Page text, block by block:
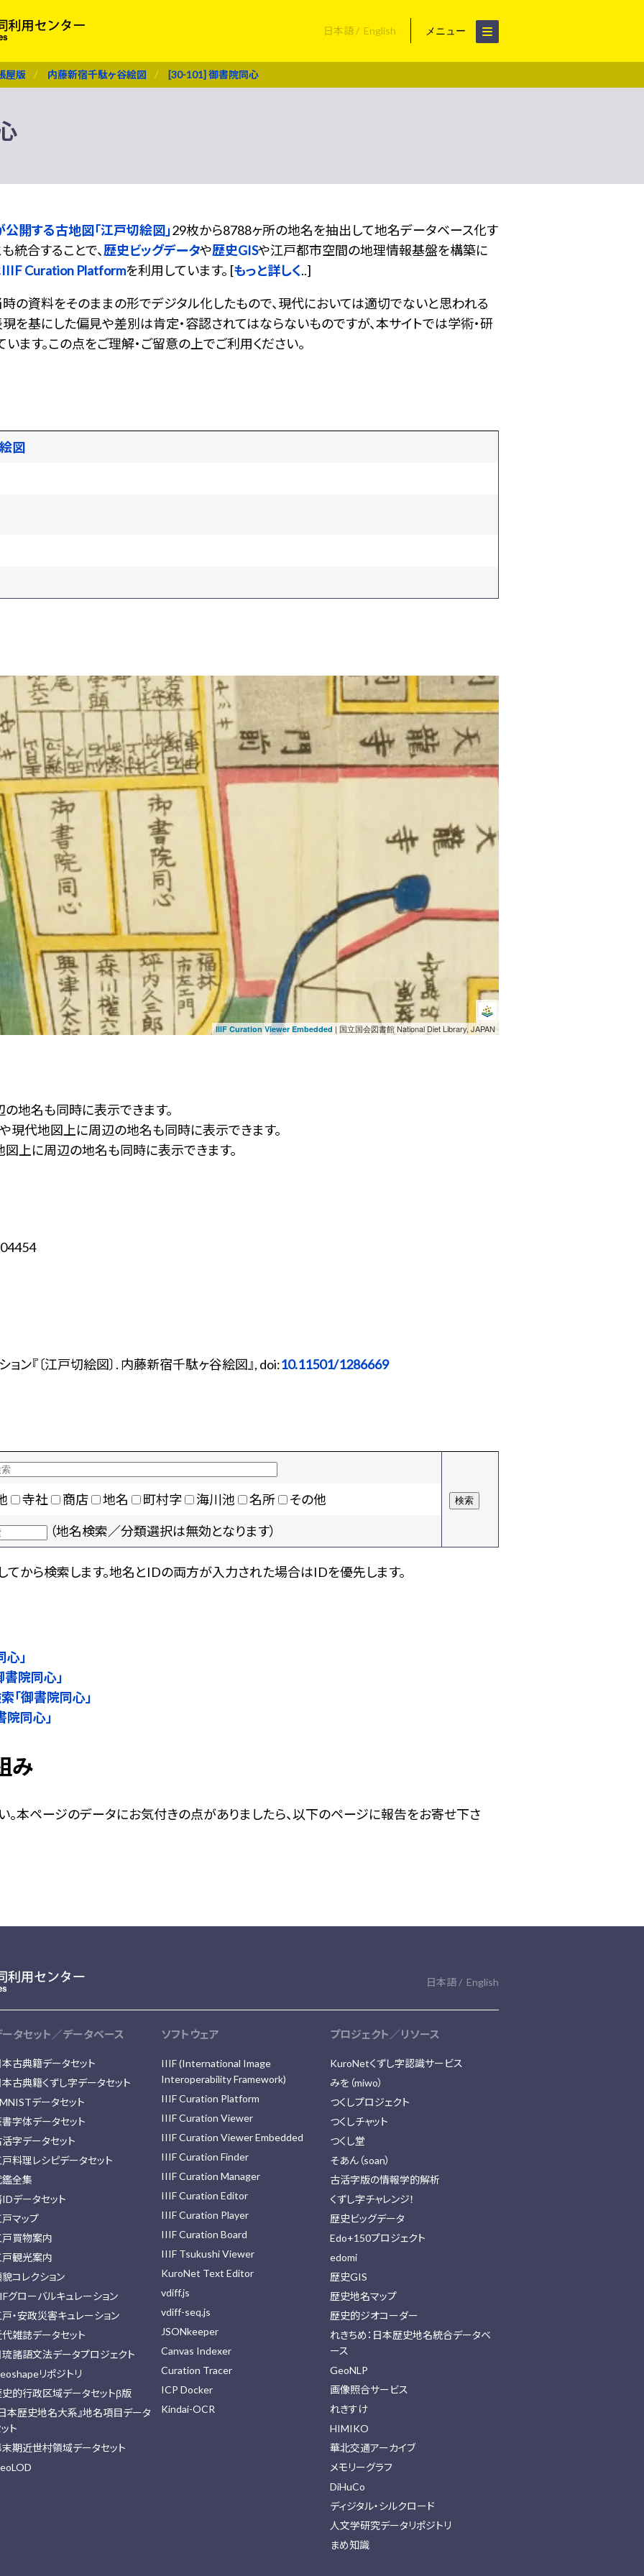
日本語 English メニュー
屋版 内藤新宿千駄ヶ谷絵図 [30-101] 御書院同心
開する古地図「江戸切絵図」29枚から8788ヶ所の地名を抽出して地名データベース化す
統合することで、歴史ビッグデータや歴史GISや江戸都市空間の地理情報基盤を構築に
IIIF Curation Platformを利用しています。 [もっと詳しく..]
の資料をそのままの形でデジタル化したもので、現代においては適切でないと思われる
を基にした偏見や差別は肯定・容認されてはならないものですが、本サイトでは学術・研
ます。この点をご理解・ご留意の上でご利用ください。
図
IIIF Curation Viewer Embedded | 国立国会図書館 National Diet Library, JAPAN
地名も同時に表示できます。
や現代地図上に周辺の地名も同時に表示できます。
図上に周辺の地名も同時に表示できます。
ン『〔江戸切絵図〕. 内藤新宿千駄ヶ谷絵図』, doi:10.11501/1286669
寺社 商店 地名 町村字 海川池 名所
その他
（地名検索／分類選択は無効となります）
から検索します。地名とIDの両方が入力された場合はIDを優先します。
」
院同心」
「御書院同心」
院同心」
み
本ページのデータにお気付きの点がありましたら、以下のページに報告をお寄せ下さ
日本語 English
ータセット／データベース
古典籍データセット
古典籍くずし字データセット
データセット
字体データセット
字データセット
料理レシピデータセット
鑑全集
データセット
マップ
戸買物案内
戸観光案内
コレクション
グローバルキュレーション
・安政災害キュレーション
雑誌データセット
諸語文法データプロジェクト
リポジトリ
的行政区域データセットβ版
本歴史地名大系』地名項目データ
ト
期近世村領域データセット
ソフトウェア
IIIF (International Image
Interoperability Framework)
IIIF Curation Platform
IIIF Curation Viewer
IIIF Curation Viewer Embedded
IIIF Curation Finder
IIIF Curation Manager
IIIF Curation Editor
IIIF Curation Player
IIIF Curation Board
IIIF Tsukushi Viewer
KuroNet Text Editor
vdiff.js
vdiff-seq.js
JSONkeeper
Canvas Indexer
Curation Tracer
ICP Docker
Kindai-OCR
プロジェクト／リソース
KuroNetくずし字認識サービス
みを（miwo）
つくしプロジェクト
つくしチャット
つくし堂
そあん（soan）
古活字版の情報学的解析
くずし字チャレンジ！
歴史ビッグデータ
Edo+150プロジェクト
edomi
歴史GIS
歴史地名マップ
歴史的ジオコーダー
れきちめ：日本歴史地名統合データベ
ース
GeoNLP
画像照合サービス
れきすけ
HIMIKO
華北交通アーカイブ
メモリーグラフ
DiHuCo
ディジタル・シルクロード
人文学研究データリポジトリ
まめ知識